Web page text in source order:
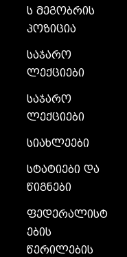
ს მეგობრის
პოზიცია
საჯარო
ლექციები
საჯარო
ლექციები
სიახლეები
სტატიები და
წიგნები
ფედერალისტ
ების
წერილების